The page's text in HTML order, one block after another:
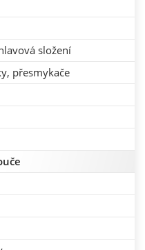
složení
přesmykače